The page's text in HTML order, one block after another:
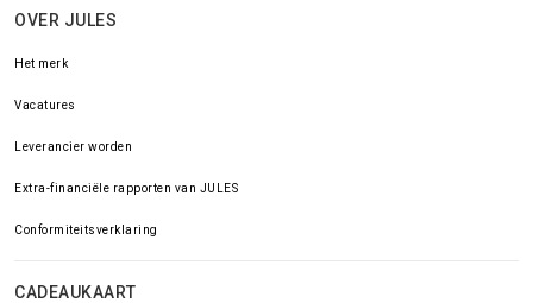
OVER JULES
Het merk
Vacatures
Leverancier worden
Extra-financiële rapporten van JULES
Conformiteitsverklaring
CADEAUKAART